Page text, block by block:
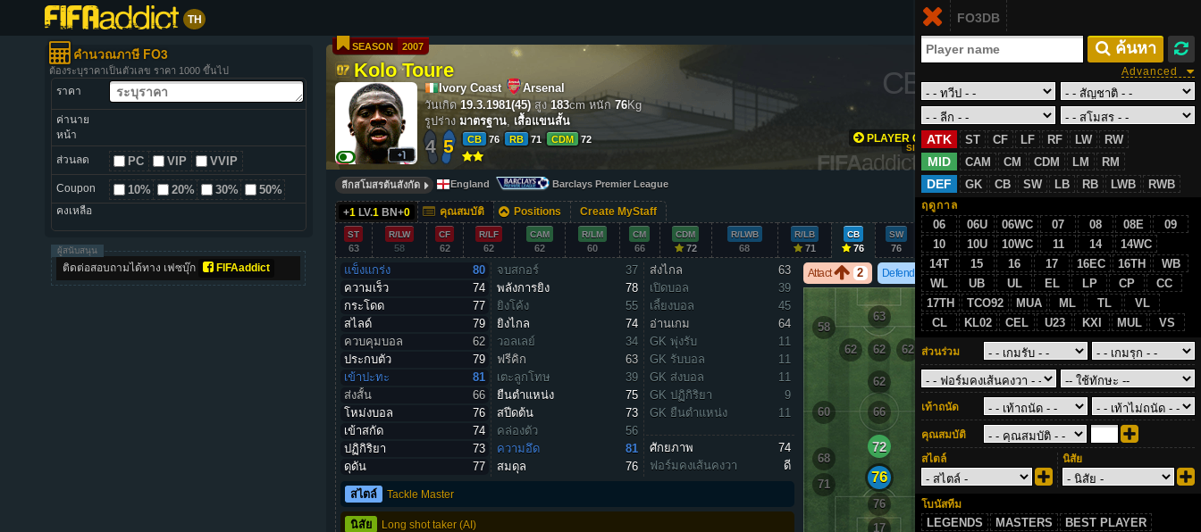
TH TH
FO3DB
ค้นหา
Advanced
ATK ST CF LF RF LW RW
MID CAM CM CDM LM RM
DEF GK CB SW LB RB LWB RWB
ฤดูกาล
06 06U 06WC 07 08 08E
09
10
10U 10WC 11 14
14WC
14T
15 16 17 16EC 16TH
WB
WL
UB UL EL LP CP
CC
17TH
TCO92 MUA ML TL
VL
CL
KL02 CEL U23 KXI MUL VS
ส่วนร่วม
เท้าถนัด
คุณสมบัติ
สไตล์
นิสัย
โบนัสทีม
LEGENDS MASTERS
BEST PLAYER
คำนวณภาษี FO3
ต้องระบุราคาเป็นตัวเลข ราคา 1000 ขึ้นไป
ราคา
ค่านาย
หน้า
ส่วนลด
PC VIP VVIP
Coupon 10% 20% 30% 50%
คงเหลือ
ผู้สนับสนุน
ติดต่อสอบถามได้ทาง เฟซบุ๊ก FIFAaddict
Kolo Toure
SEASON 2007
Ivory Coast
Arsenal
วันเกิด 19.3.1981(45) สูง 183cm หนัก 76Kg
รูปร่าง มาตรฐาน, เสื้อแขนสั้น
4 5 CB 76 RB 71 CDM 72 PLAYER GROWTH
SIMULATION
FIFAaddict.com
CB/76
ลีกสโมสรต้นสังกัด England Barclays Premier League VS
+1 LV.1 BN+0 คุณสมบัติ Positions Create MyStaff
ST
63
R/LW
58
CF
62
R/LF
62
CAM
62
R/LM
60
CM
66
CDM
72
R/LWB
68
R/LB
71
CB
76
SW
76
GK
17
แข็งแกร่ง
80
ความเร็ว
74
กระโดด
77
สไลด์
79
ควบคุมบอล
62
ประกบตัว
79
เข้าปะทะ
81
ส่งสั้น
66
โหม่งบอล
76
เข้าสกัด
74
ปฏิกิริยา
73
ดุดัน
77
จบสกอร์
37
พลังการยิง
78
ยิงโค้ง
55
ยิงไกล
74
วอลเลย์
34
ฟรีคิก
63
เตะลูกโทษ
39
ยืนตำแหน่ง
75
สปีดต้น
73
คล่องตัว
56
ความอึด
81
สมดุล
76
ส่งไกล
63
เปิดบอล
39
เลี้ยงบอล
45
อ่านเกม
64
GK พุ่งรับ
11
GK รับบอล
11
GK ส่งบอล
11
GK ปฏิกิริยา
9
GK ยืนตำแหน่ง
11
ศักยภาพ
74
ฟอร์มคงเส้นคงวา
ดี
สไตล์ Tackle Master
นิสัย Long shot taker (AI)
Attact 2 Defend 2
63
58
58
62
62
62
62
60 60
66
72
68
68
71
76 71
76
17